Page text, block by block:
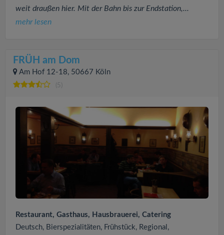
weit draußen hier. Mit der Bahn bis zur Endstation,...
mehr lesen
FRÜH am Dom
Am Hof 12-18, 50667 Köln
(5)
Restaurant, Gasthaus, Hausbrauerei, Catering
Deutsch, Bierspezialitäten, Frühstück, Regional,